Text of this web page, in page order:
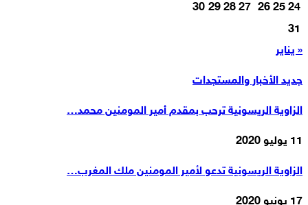
24
25
26
27
28
29
30
31
« يناير
جديد الأخبار والمستجدات
الزاوية الريسونية ترحب بمقدم أمير المومنين محمد…
11 يوليو 2020
الزاوية الريسونية تدعو لأمير المومنين ملك المغرب…
17 يونيو 2020